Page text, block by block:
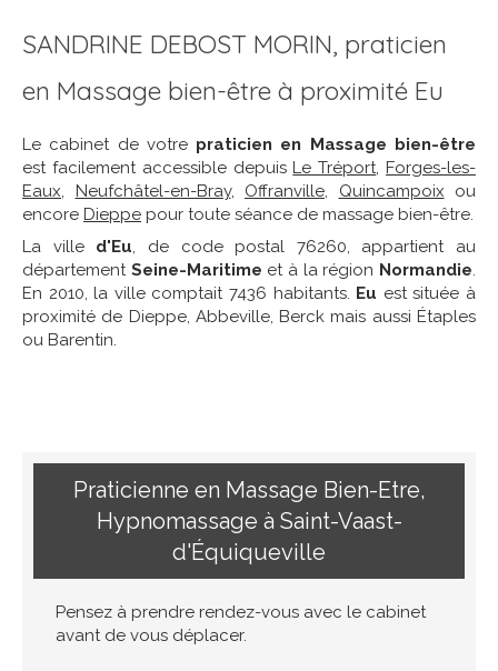
SANDRINE DEBOST MORIN, praticien
en Massage bien-être à proximité Eu
Le cabinet de votre praticien en Massage bien-être
est facilement accessible depuis Le Tréport, Forges-les-
Eaux, Neufchâtel-en-Bray, Offranville, Quincampoix ou
encore Dieppe pour toute séance de massage bien-être.
La villed'Eu, de code postal 76260, appartient au
département Seine-Maritime et à la région Normandie.
En 2010, la ville comptait 7436 habitants. Eu est située à
proximité de Dieppe, Abbeville, Berck mais aussi Étaples
ou Barentin.
Praticienne en Massage Bien-Etre,
Hypnomassage à Saint-Vaast-
d'Équiqueville
Pensez à prendre rendez-vous avec le cabinet
avant de vous déplacer.